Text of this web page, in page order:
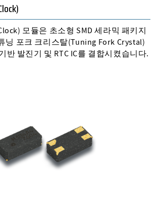
모듈은 초소형 SMD 세라믹 패키지
닝 포크 크리스탈(Tuning Fork Crystal)
반 발진기 및 RTC IC를 결합시켰습니다.